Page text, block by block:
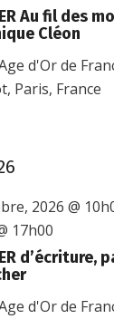
Au fil des
Cléon
d'Or de
Paris, France
d’écriture,
2026 @
17h00
d'Or de